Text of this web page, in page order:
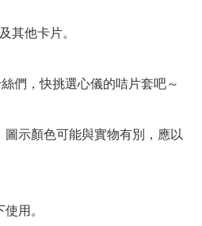
其他卡片。
們，快挑選心儀的咭片套吧～
示顏色可能與實物有別，應以
用。